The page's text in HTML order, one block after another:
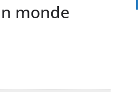
monde